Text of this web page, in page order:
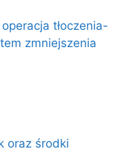
tłoczenia-
zmniejszenia
oraz środki